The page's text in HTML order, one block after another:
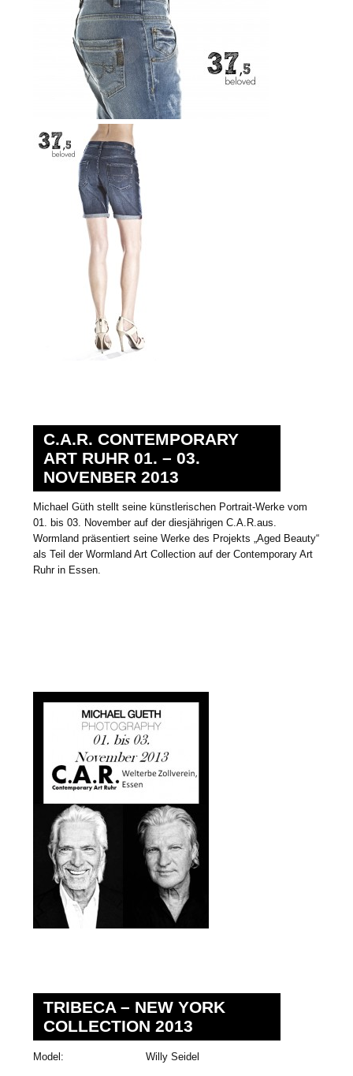
C.A.R. CONTEMPORARY
ART RUHR 01. – 03.
NOVENBER 2013
Michael Güth stellt seine künstlerischen Portrait-Werke vom
01. bis 03. November auf der diesjährigen C.A.R.aus.
Wormland präsentiert seine Werke des Projekts „Aged Beauty“
als Teil der Wormland Art Collection auf der Contemporary Art
Ruhr in Essen.
TRIBECA – NEW YORK
COLLECTION 2013
Model: Willy Seidel